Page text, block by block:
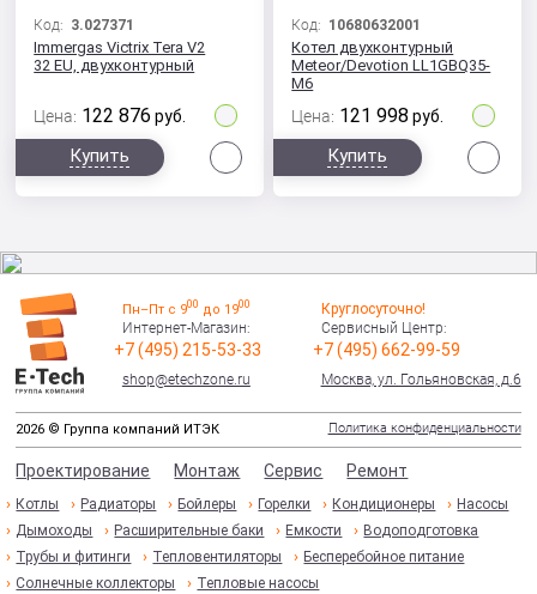
Код: 3.027371
Immergas Victrix Tera V2
32 EU, двухконтурный
Цена: 122 876 руб.
Купить
Код: 10680632001
Котел двухконтурный
Meteor/Devotion LL1GBQ35-
M6
Цена: 121 998 руб.
Купить
Пн–Пт с 900 до 1900
Интернет-Магазин:
+7 (495) 215-53-33
shop@etechzone.ru
Круглосуточно!
Сервисный Центр:
+7 (495) 662-99-59
Москва, ул. Гольяновская, д.6
2026 © Группа компаний ИТЭК Политика конфиденциальности
Проектирование Монтаж Сервис Ремонт
Котлы Радиаторы Бойлеры Горелки Кондиционеры
Насосы
Дымоходы
Расширительные баки Емкости
Водоподготовка
Трубы и фитинги
Тепловентиляторы
Бесперебойное питание
Солнечные коллекторы
Тепловые насосы